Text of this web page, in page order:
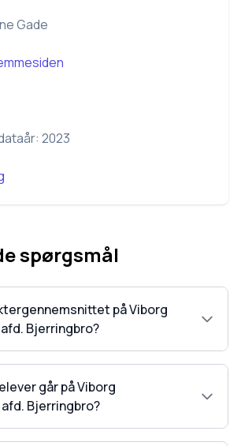
Gade
2023
spørgsmål
på Viborg
Bjerringbro?
går på Viborg
Bjerringbro?